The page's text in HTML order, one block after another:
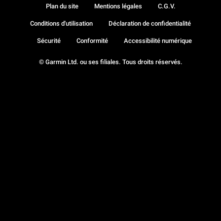
© Garmin Ltd. ou ses filiales. Tous droits réservés.
Plan du site Mentions légales C.G.V.
Conditions d'utilisation Déclaration de confidentialité
Sécurité Conformité Accessibilité numérique